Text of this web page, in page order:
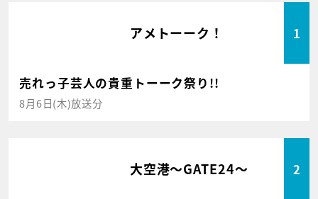
アメトーーク！ 1
売れっ子芸人の貴重トーーク祭り!!
8月6日(木)放送分
大空港～GATE24～ 2